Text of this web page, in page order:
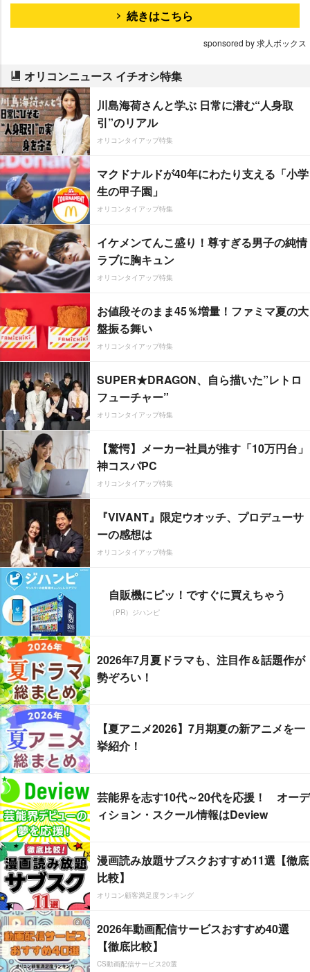
続きはこちら
sponsored by 求人ボックス
オリコンニュース イチオシ特集
川島海荷さんと学ぶ 日常に潜む“人身取
引”のリアル
オリコンタイアップ特集
マクドナルドが40年にわたり支える「小学
生の甲子園」
オリコンタイアップ特集
イケメンてんこ盛り！尊すぎる男子の純情
ラブに胸キュン
オリコンタイアップ特集
お値段そのまま45％増量！ファミマ夏の大
盤振る舞い
オリコンタイアップ特集
SUPER★DRAGON、自ら描いた”レトロ
フューチャー”
オリコンタイアップ特集
【驚愕】メーカー社員が推す「10万円台」
神コスパPC
オリコンタイアップ特集
『VIVANT』限定ウオッチ、プロデューサ
ーの感想は
オリコンタイアップ特集
自販機にピッ！ですぐに買えちゃう
（PR）ジハンピ
2026年7月夏ドラマも、注目作＆話題作が
勢ぞろい！
【夏アニメ2026】7月期夏の新アニメを一
挙紹介！
芸能界を志す10代～20代を応援！ オーデ
ィション・スクール情報はDeview
漫画読み放題サブスクおすすめ11選【徹底
比較】
オリコン顧客満足度ランキング
2026年動画配信サービスおすすめ40選
【徹底比較】
CS動画配信サービス20選